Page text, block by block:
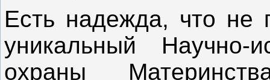
Есть надежда, что не
уникальный Научно-
охраны